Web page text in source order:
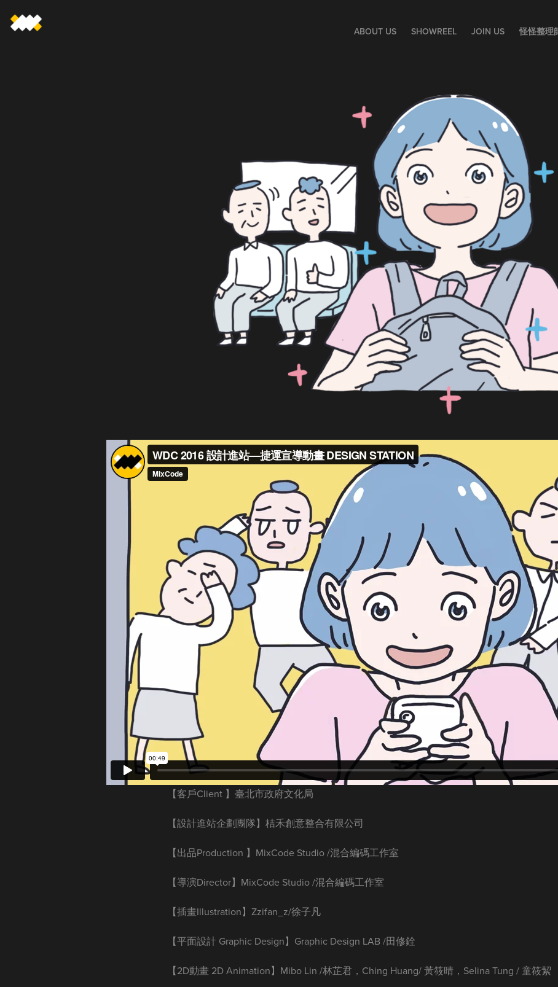
ABOUT US SHOWREEL JOIN US 怪怪整理
【客戶Client 】臺北市政府文化局
【設計進站企劃團隊】桔禾創意整合有限公司
【出品Production 】MixCode Studio /混合編碼工作室
【導演Director】MixCode Studio /混合編碼工作室
【插畫Illustration】Zzifan_z/徐子凡
【平面設計 Graphic Design】Graphic Design LAB /田修銓
【2D動畫 2D Animation】Mibo Lin /林芷君，Ching Huang/ 黃筱晴，Selina Tung / 童筱絜